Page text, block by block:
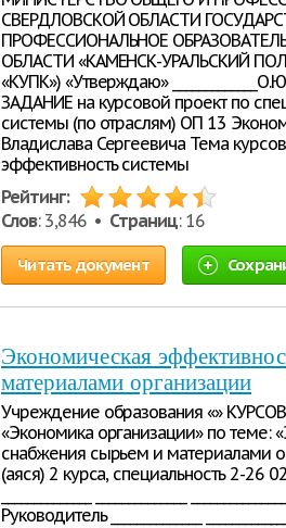
СВЕРДЛОВСКОЙ ОБЛАСТИ
ПРОФЕССИОНАЛЬНОЕ
ОБЛАСТИ «КАМЕНСК-УРАЛЬСКИЙ
«КУПК») «Утверждаю»
ЗАДАНИЕ на курсовой проект по
системы (по отраслям) ОП 13
Владислава Сергеевича Тема
эффективность системы
Рейтинг:
Слов: 3,846 • Страниц: 16
Читать документ
Экономическая
материалами организации
Учреждение образования «»
«Экономика организации» по теме:
снабжения сырьем и материалами
(аяся) 2 курса, специальность 2-26
Руководитель ______________